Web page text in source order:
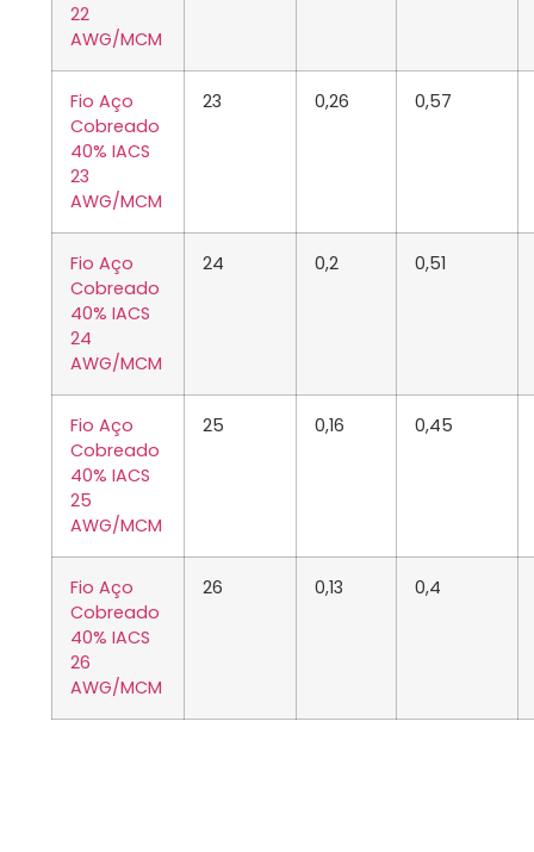
22
AWG/MCM
Fio Aço
Cobreado
40% IACS
23
AWG/MCM
23 0,26 0,57
Fio Aço
Cobreado
40% IACS
24
AWG/MCM
24 0,2 0,51
Fio Aço
Cobreado
40% IACS
25
AWG/MCM
25 0,16 0,45
Fio Aço
Cobreado
40% IACS
26
AWG/MCM
26 0,13 0,4